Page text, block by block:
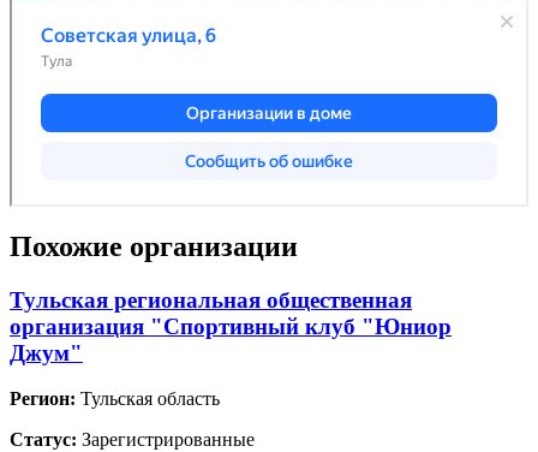
Похожие организации
Тульская региональная общественная
организация "Спортивный клуб "Юниор
Джум"
Регион: Тульская область
Статус: Зарегистрированные